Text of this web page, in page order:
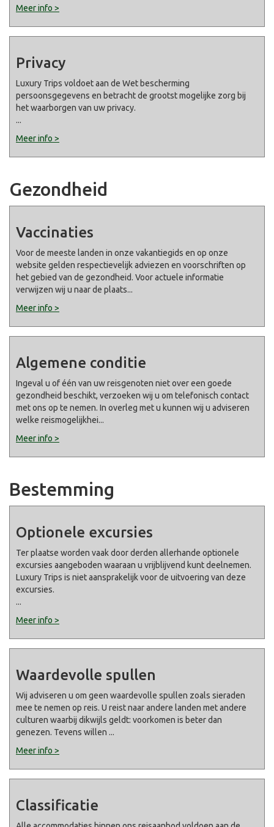
Meer info >
Privacy
Luxury Trips voldoet aan de Wet bescherming
persoonsgegevens en betracht de grootst mogelijke zorg bij
het waarborgen van uw privacy.
...
Meer info >
Gezondheid
Vaccinaties
Voor de meeste landen in onze vakantiegids en op onze
website gelden respectievelijk adviezen en voorschriften op
het gebied van de gezondheid. Voor actuele informatie
verwijzen wij u naar de plaats...
Meer info >
Algemene conditie
Ingeval u of één van uw reisgenoten niet over een goede
gezondheid beschikt, verzoeken wij u om telefonisch contact
met ons op te nemen. In overleg met u kunnen wij u adviseren
welke reismogelijkhei...
Meer info >
Bestemming
Optionele excursies
Ter plaatse worden vaak door derden allerhande optionele
excursies aangeboden waaraan u vrijblijvend kunt deelnemen.
Luxury Trips is niet aansprakelijk voor de uitvoering van deze
excursies.
...
Meer info >
Waardevolle spullen
Wij adviseren u om geen waardevolle spullen zoals sieraden
mee te nemen op reis. U reist naar andere landen met andere
culturen waarbij dikwijls geldt: voorkomen is beter dan
genezen. Tevens willen ...
Meer info >
Classificatie